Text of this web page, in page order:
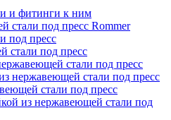
и фитинги к ним
стали под пресс Rommer
под пресс
стали под пресс
стали под пресс
нержавеющей стали под пресс
стали под пресс
из нержавеющей стали под